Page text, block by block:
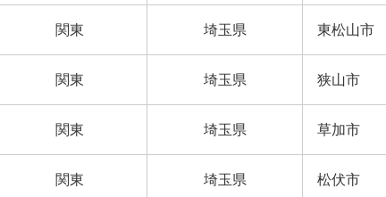
関東 埼玉県 東松山市
関東 埼玉県 狭山市
関東 埼玉県 草加市
関東 埼玉県 松伏市